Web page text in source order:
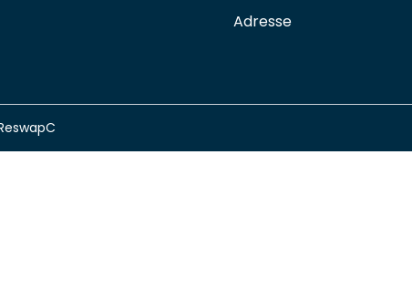
Adresse